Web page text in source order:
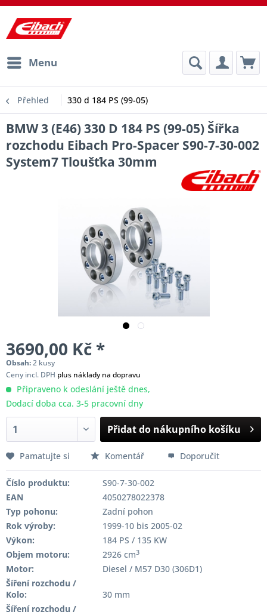
Menu
Přehled 330 d 184 PS (99-05)
BMW 3 (E46) 330 D 184 PS (99-05) Šířka
rozchodu Eibach Pro-Spacer S90-7-30-002
System7 Tloušťka 30mm
3690,00 Kč *
Obsah:2 kusy
Ceny incl. DPH plus náklady na dopravu
Připraveno k odeslání ještě dnes,
Dodací doba cca. 3-5 pracovní dny
Přidat do nákupního košíku
Pamatujte si Komentář Doporučit
Číslo produktu:
S90-7-30-002
EAN
4050278022378
Typ pohonu:
Zadní pohon
Rok výroby:
1999-10 bis 2005-02
Výkon:
184 PS / 135 KW
Objem motoru:
2926 cm3
Motor:
Diesel / M57 D30 (306D1)
Šíření rozchodu /
Kolo:
30 mm
Šíření rozchodu /